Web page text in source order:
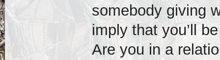
somebody giving
imply that you’ll
Are you in a